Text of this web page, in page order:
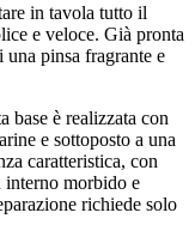
in tavola tutto il
e veloce. Già pronta
pinsa fragrante e
base è realizzata con
e sottoposto a una
caratteristica, con
interno morbido e
richiede solo